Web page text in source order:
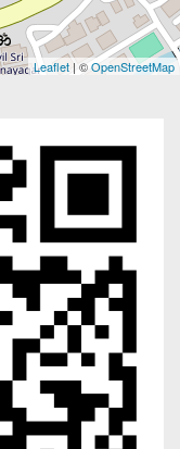
Leaflet | ©OpenStreetMap